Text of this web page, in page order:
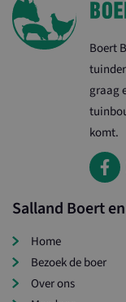
Boert
graag
komt.
Salland Boert
Home
Bezoek de boer
Over ons